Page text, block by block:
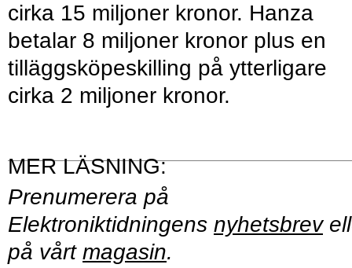
cirka 15 miljoner kronor. Hanza
betalar 8 miljoner kronor plus en
tilläggsköpeskilling på ytterligare
cirka 2 miljoner kronor.
Prenumerera på
Elektroniktidningens nyhetsbrev
på vårt magasin.